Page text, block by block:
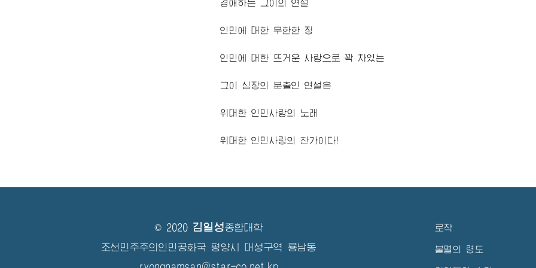
경애하는 그이의 연설
인민에 대한 무한한 정
인민에 대한 뜨거운 사랑으로 꽉 차있는
그이 심장의 분출인 연설은
위대한 인민사랑의 노래
위대한 인민사랑의 찬가이다!
© 2020 김일성종합대학
조선민주주의인민공화국 평양시 대성구역 룡남동
로작
불멸의 령도